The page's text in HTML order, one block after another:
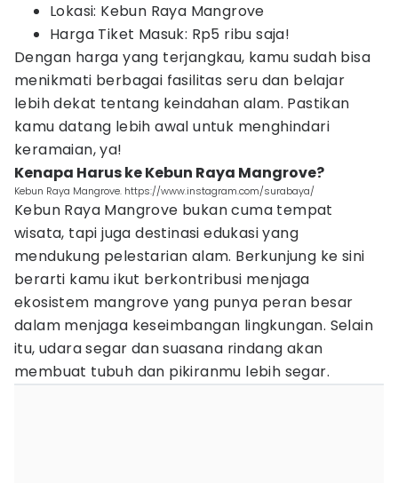
Lokasi: Kebun Raya Mangrove
Harga Tiket Masuk: Rp5 ribu saja!
Dengan harga yang terjangkau, kamu sudah bisa
menikmati berbagai fasilitas seru dan belajar
lebih dekat tentang keindahan alam. Pastikan
kamu datang lebih awal untuk menghindari
keramaian, ya!
Kenapa Harus ke Kebun Raya Mangrove?
Kebun Raya Mangrove. https://www.instagram.com/surabaya/
Kebun Raya Mangrove bukan cuma tempat
wisata, tapi juga destinasi edukasi yang
mendukung pelestarian alam. Berkunjung ke sini
berarti kamu ikut berkontribusi menjaga
ekosistem mangrove yang punya peran besar
dalam menjaga keseimbangan lingkungan. Selain
itu, udara segar dan suasana rindang akan
membuat tubuh dan pikiranmu lebih segar.